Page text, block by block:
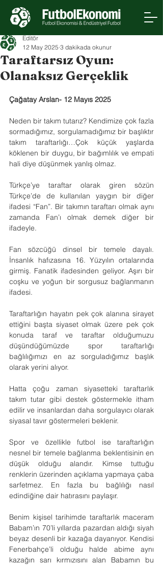
Taraftarsız Oyun:
Olanaksız Gerçeklik
Editör
12 May 2025 3 dakikada okunur
Çağatay Arslan- 12 Mayıs 2025
Neden bir takım tutarız? Kendimize çok fazla
sormadığımız, sorgulamadığımız bir başlıktır
takım taraftarlığı…Çok küçük yaşlarda
köklenen bir duygu, bir bağımlılık ve empati
hali diye düşünmek yanlış olmaz.
Türkçe’ye taraftar olarak giren sözün
Türkçe’de de kullanılan yaygın bir diğer
ifadesi “Fan”. Bir takımın taraftarı olmak aynı
zamanda Fan’ı olmak demek diğer bir
ifadeyle.
Fan sözcüğü dinsel bir temele dayalı.
İnsanlık hafızasına 16. Yüzyılın ortalarında
girmiş. Fanatik ifadesinden geliyor. Aşırı bir
coşku ve yoğun bir sorgusuz bağlanmanın
ifadesi.
Taraftarlığın hayatın pek çok alanına sirayet
ettiğini başta siyaset olmak üzere pek çok
konuda taraf ve taraftar olduğumuzu
düşündüğümüzde spor taraftarlığı
bağlılığımızı en az sorguladığımız başlık
olarak yerini alıyor.
Hatta çoğu zaman siyasetteki taraftarlık
takım tutar gibi destek göstermekle itham
edilir ve insanlardan daha sorgulayıcı olarak
siyasal tavır göstermeleri beklenir.
Spor ve özellikle futbol ise taraftarlığın
nesnel bir temele bağlanma beklentisinin en
düşük olduğu alandır. Kimse tuttuğu
renklerin üzerinden açıklama yapmaya çaba
sarfetmez. En fazla bu bağlılığı nasıl
edindiğine dair hatırasını paylaşır.
Benim kişisel tarihimde taraftarlık maceram
Babam’ın 70’li yıllarda pazardan aldığı siyah
beyaz desenli bir kazağa dayanıyor. Kendisi
Fenerbahçe’li olduğu halde abime aynı
kazağın sarı kırmızısını alan Babamın bu